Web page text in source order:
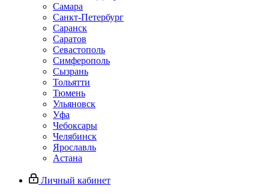
Самара
Санкт-Петербург
Саранск
Саратов
Севастополь
Симферополь
Сызрань
Тольятти
Тюмень
Ульяновск
Уфа
Чебоксары
Челябинск
Ярославль
Астана
Личный кабинет